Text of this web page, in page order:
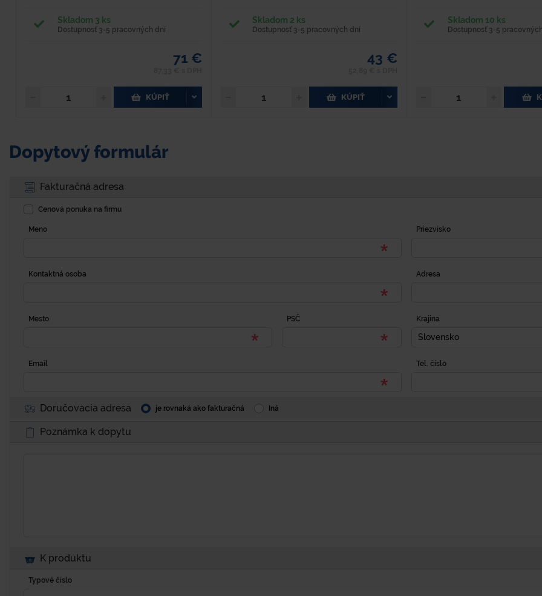
Skladom 3 ks
Dostupnosť 3-5 pracovných dní
71 €
KÚPIŤ
Skladom 2 ks
Dostupnosť 3-5 pracovných dní
43 €
KÚPIŤ
Skladom 10 ks
Dostupnosť 3-5
Dopytový formulár
Fakturačná adresa
Cenová ponuka na firmu
Meno Priezvisko
Kontaktná osoba Adresa
Mesto PSČ Krajina
Slovensko
Email Tel. číslo
Doručovacia adresa je rovnaká ako fakturačná Iná
Poznámka k dopytu
K produktu
Typové číslo